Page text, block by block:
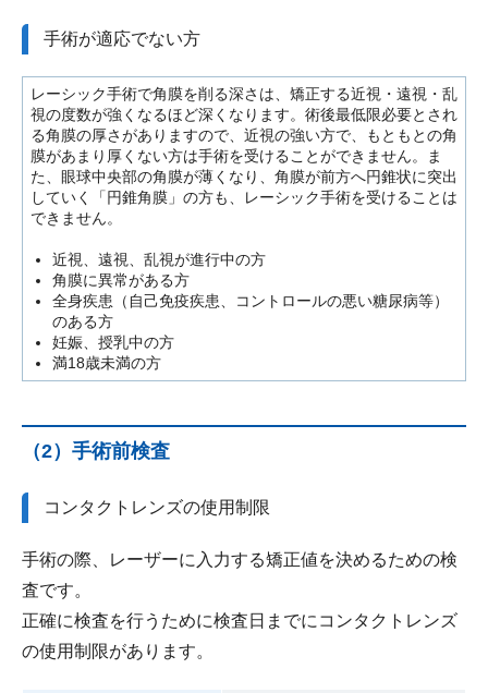
手術が適応でない方
レーシック手術で角膜を削る深さは、矯正する近視・遠視・乱
視の度数が強くなるほど深くなります。術後最低限必要とされ
る角膜の厚さがありますので、近視の強い方で、もともとの角
膜があまり厚くない方は手術を受けることができません。ま
た、眼球中央部の角膜が薄くなり、角膜が前方へ円錐状に突出
していく「円錐角膜」の方も、レーシック手術を受けることは
できません。
近視、遠視、乱視が進行中の方
角膜に異常がある方
全身疾患（自己免疫疾患、コントロールの悪い糖尿病等）
のある方
妊娠、授乳中の方
満18歳未満の方
（2）手術前検査
コンタクトレンズの使用制限
手術の際、レーザーに入力する矯正値を決めるための検
査です。
正確に検査を行うために検査日までにコンタクトレンズ
の使用制限があります。